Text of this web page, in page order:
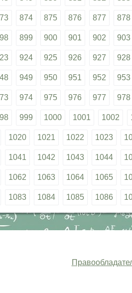
874 875 876 877 878
899 900 901 902 903
924 925 926 927 928
949 950 951 952 953
974 975 976 977 978
999 1000 1001 1002
1020 1021 1022 1023
1041 1042 1043 1044
1062 1063 1064 1065
1083 1084 1085 1086